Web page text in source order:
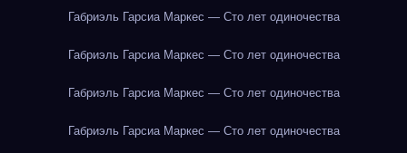
Габриэль Гарсиа Маркес — Сто лет одиночества
Габриэль Гарсиа Маркес — Сто лет одиночества
Габриэль Гарсиа Маркес — Сто лет одиночества
Габриэль Гарсиа Маркес — Сто лет одиночества